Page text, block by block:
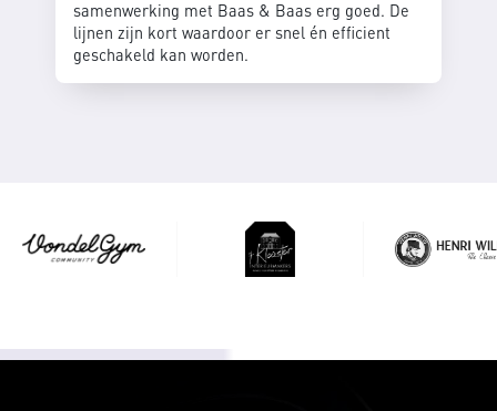
samenwerking met Baas & Baas erg goed. De
lijnen zijn kort waardoor er snel én efficient
geschakeld kan worden.